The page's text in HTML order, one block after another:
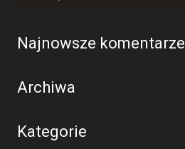
Najnowsze komentarze
Archiwa
Kategorie